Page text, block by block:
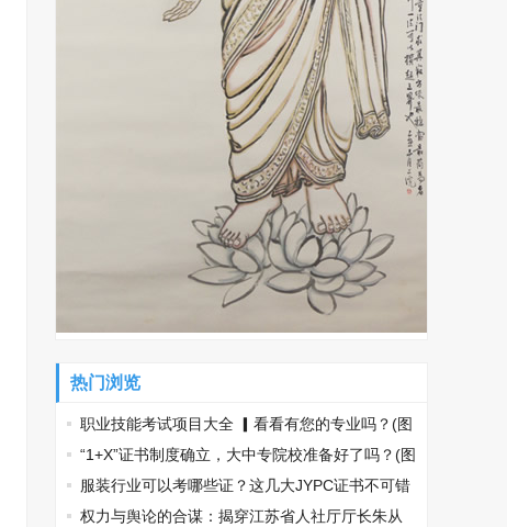
热门浏览
职业技能考试项目大全 ▎看看有您的专业吗？(图
文)“1+X”证书制度确立，大中专院校准备好了吗？(图
文)服装行业可以考哪些证？这几大JYPC证书不可错
过权力与舆论的合谋：揭穿江苏省人社厅厅长朱从